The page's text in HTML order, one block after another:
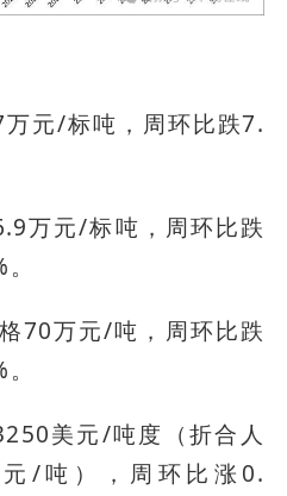
元/标吨，周环比跌7.
万元/标吨，周环比跌
70万元/吨，周环比跌
美元/吨度（折合人
/吨），周环比涨0.